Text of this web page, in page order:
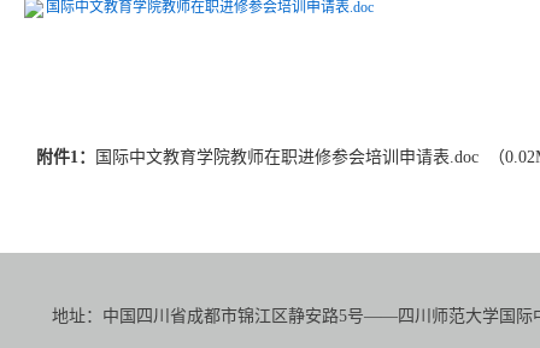
国际中文教育学院教师在职进修参会培训申请表.doc
附件1： 国际中文教育学院教师在职进修参会培训申请表.doc （
地址：中国四川省成都市锦江区静安路5号——四川师范大学国